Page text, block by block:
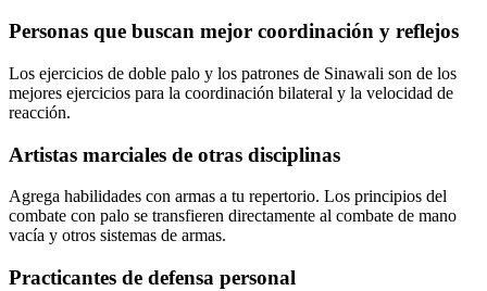
Personas que buscan mejor coordinación y reflejos
Los ejercicios de doble palo y los patrones de Sinawali son de los
mejores ejercicios para la coordinación bilateral y la velocidad de
reacción.
Artistas marciales de otras disciplinas
Agrega habilidades con armas a tu repertorio. Los principios del
combate con palo se transfieren directamente al combate de mano
vacía y otros sistemas de armas.
Practicantes de defensa personal